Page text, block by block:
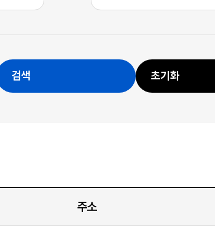
검색 초기화
주소